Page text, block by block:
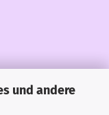
und andere